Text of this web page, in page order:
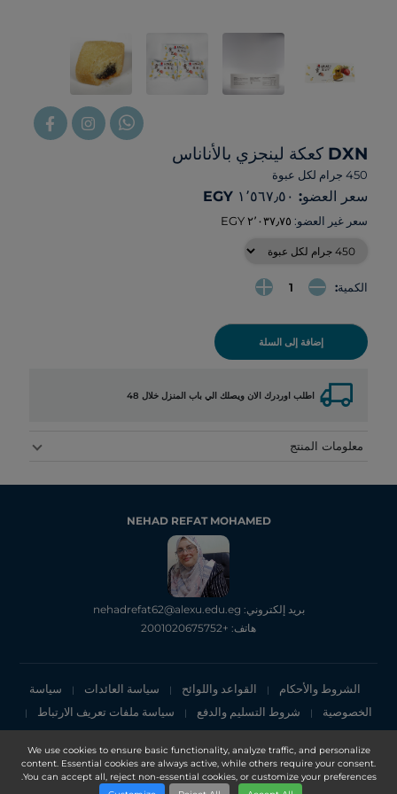
We use cookies to ensure basic functionality, analyze traffic, and personalize
content. Essential cookies are always active, while others require your consent.
You can accept all, reject non-essential cookies, or customize your preferences.
DXN كعكة لينجزي بالأناناس
450 جرام لكل عبوة
سعر العضو: ‏١٬٥٦٧٫٥٠ EGY
سعر غير العضو:
الكمية:
إضافة إلى السلة
local_shipping اطلب اوردرك الان ويصلك الي باب المنزل خلال 48
معلومات المنتج
NEHAD REFAT MOHAMED
بريد إلكتروني: nehadrefat62@alexu.edu.eg
هاتف: +2001020675752
الشروط والأحكام | القواعد واللوائح | سياسة العائدات |
سياسة
الخصوصية
| شروط التسليم والدفع | سياسة ملفات تعريف الارتباط |
إشعار الخصوصية
Copyright 2025, DXN Holdings Bhd. 199501033918 (363120-V)